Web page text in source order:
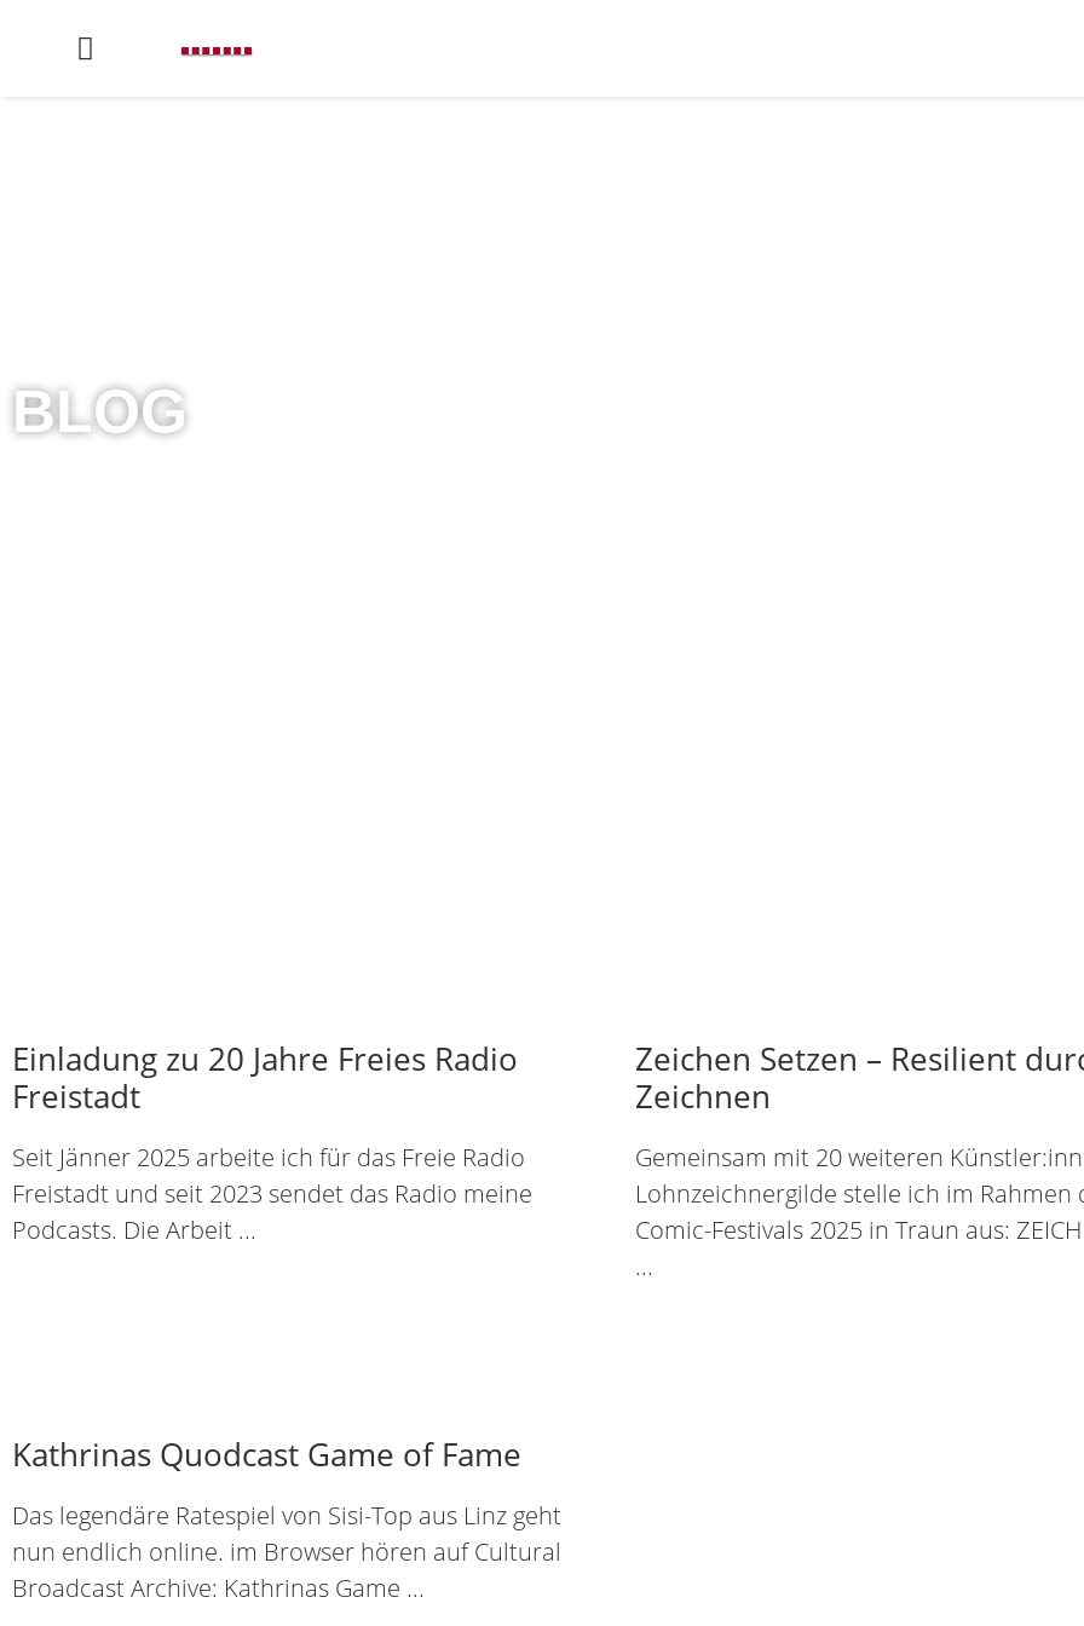
BLOG
Einladung zu 20 Jahre Freies Radio
Freistadt
Seit Jänner 2025 arbeite ich für das Freie Radio
Freistadt und seit 2023 sendet das Radio meine
Podcasts. Die Arbeit ...
Zeichen Setzen – Resilient
Zeichnen
Gemeinsam mit 20 weiteren
Lohnzeichnergilde stelle ich im Rahmen
Comic-Festivals 2025 in Traun aus:
...
Kathrinas Quodcast Game of Fame
Das legendäre Ratespiel von Sisi-Top aus Linz geht
nun endlich online. im Browser hören auf Cultural
Broadcast Archive: Kathrinas Game ...